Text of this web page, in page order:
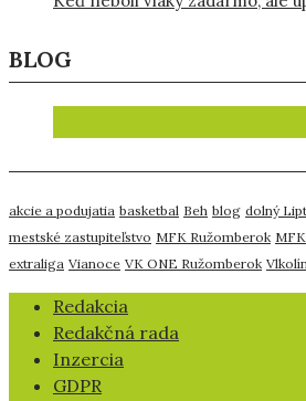
BLOG
akcie a podujatia basketbal Beh blog dolný
mestské zastupiteľstvo MFK Ružomberok
extraliga Vianoce VK ONE Ružomberok
​Redakcia
Redakčná rada
Inzercia
GDPR